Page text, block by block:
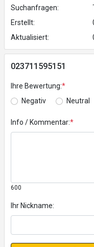
Suchanfragen:
Erstellt:
Aktualisiert:
023711595151
Ihre Bewertung:*
Negativ
Neutral
Info / Kommentar:*
600
Ihr Nickname: